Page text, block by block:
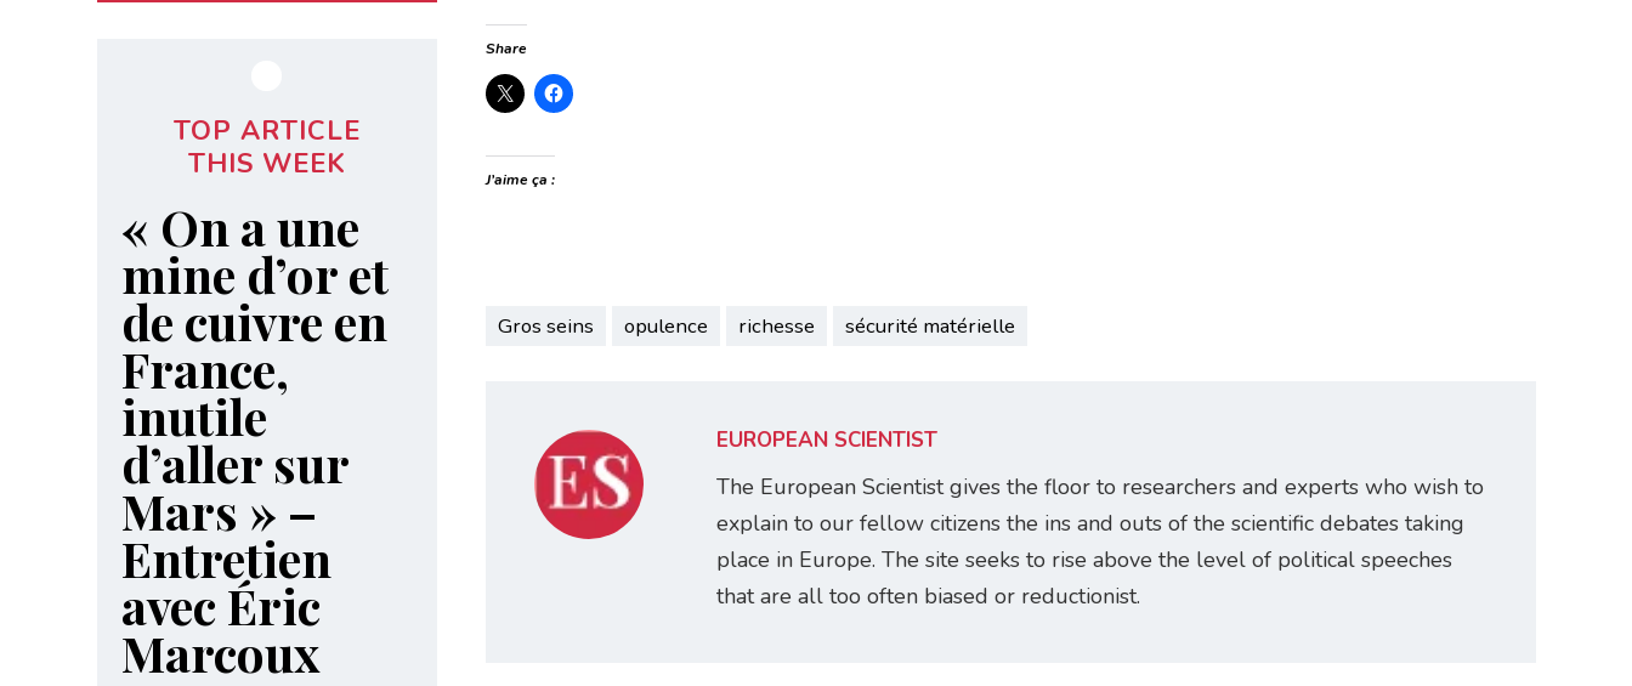
Share
J’aime ça :
Gros seins opulence richesse sécurité matérielle
EUROPEAN SCIENTIST
The European Scientist gives the floor to researchers and experts who wish to
explain to our fellow citizens the ins and outs of the scientific debates taking
place in Europe. The site seeks to rise above the level of political speeches
that are all too often biased or reductionist.
TOP ARTICLE
THIS WEEK
« On a une
mine d’or et
de cuivre en
France,
inutile
d’aller sur
Mars » –
Entretien
avec Éric
Marcoux